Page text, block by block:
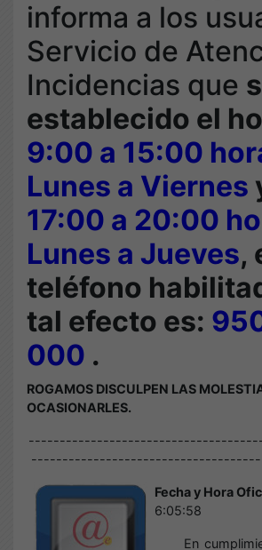
informa a los
Servicio de
Incidencias que
establecido el
9:00 a 15:00
Lunes a Viernes
17:00 a 20:00
Lunes a Jueves,
teléfono
tal efecto es:
000 .
ROGAMOS DISCULPEN LAS
OCASIONARLES.
Fecha y Hora
6:05:58
En